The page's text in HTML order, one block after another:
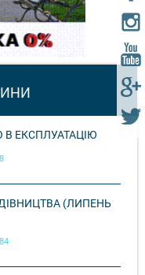
ЕКСПЛУАТАЦІЮ
(ЛИПЕНЬ